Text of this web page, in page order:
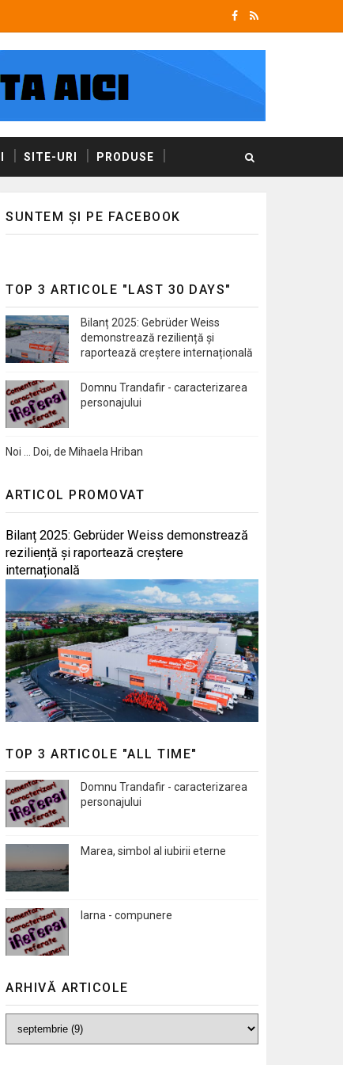
SITE-URI PRODUSE
SUNTEM ȘI PE FACEBOOK
TOP 3 ARTICOLE "LAST 30 DAYS"
Bilanț 2025: Gebrüder Weiss
demonstrează reziliență și
raportează creștere internațională
Domnu Trandafir - caracterizarea
personajului
Noi … Doi, de Mihaela Hriban
ARTICOL PROMOVAT
Bilanț 2025: Gebrüder Weiss demonstrează
reziliență și raportează creștere
internațională
TOP 3 ARTICOLE "ALL TIME"
Domnu Trandafir - caracterizarea
personajului
Marea, simbol al iubirii eterne
Iarna - compunere
ARHIVĂ ARTICOLE